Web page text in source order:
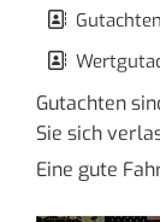
Gutachten
Sie sich
Eine gute